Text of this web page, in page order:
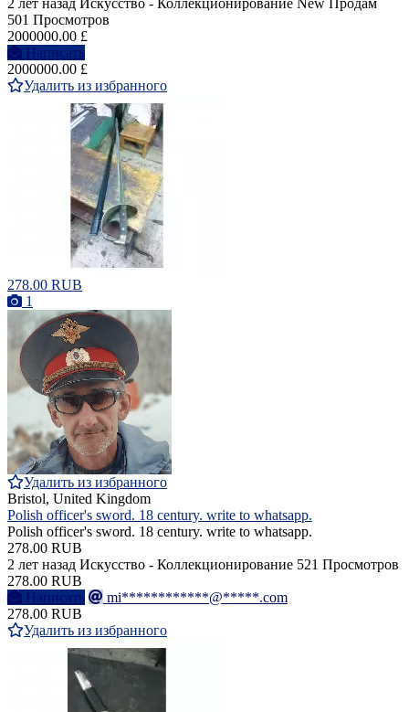
2 лет назад Искусство - Коллекционирование New
Продам
501 Просмотров
2000000.00 £
Написать
2000000.00 £
Удалить из избранного
278.00 RUB
1
Удалить из избранного
Bristol, United Kingdom
Polish officer's sword. 18 century. write to whatsapp.
Polish officer's sword. 18 century. write to whatsapp.
278.00 RUB
2 лет назад Искусство - Коллекционирование 521 Просмотров
278.00 RUB
Написать
mi************@*****.com
278.00 RUB
Удалить из избранного